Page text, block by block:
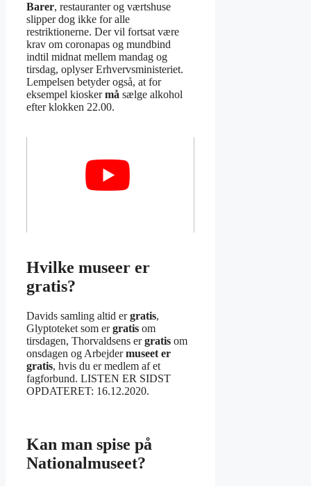
Barer, restauranter og værtshuse
slipper dog ikke for alle
restriktionerne. Der vil fortsat være
krav om coronapas og mundbind
indtil midnat mellem mandag og
tirsdag, oplyser Erhvervsministeriet.
Lempelsen betyder også, at for
eksempel kioskermå sælge alkohol
efter klokken 22.00.
Hvilke museer er
gratis?
Davids samling altid ergratis,
Glyptoteket som ergratis om
tirsdagen, Thorvaldsens ergratis om
onsdagen og Arbejdermuseet er
gratis, hvis du er medlem af et
fagforbund. LISTEN ER SIDST
OPDATERET: 16.12.2020.
Kan man spise på
Nationalmuseet?